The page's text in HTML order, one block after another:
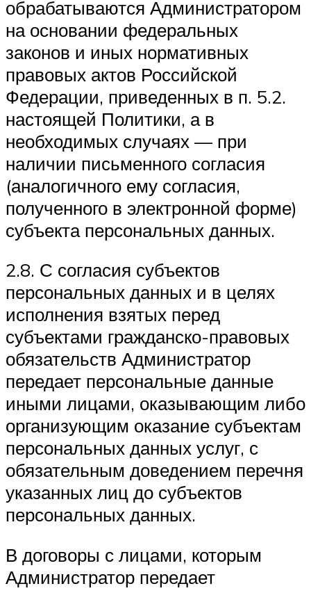
обрабатываются Администратором
на основании федеральных
законов и иных нормативных
правовых актов Российской
Федерации, приведенных в п. 5.2.
настоящей Политики, а в
необходимых случаях — при
наличии письменного согласия
(аналогичного ему согласия,
полученного в электронной форме)
субъекта персональных данных.
2.8. С согласия субъектов
персональных данных и в целях
исполнения взятых перед
субъектами гражданско-правовых
обязательств Администратор
передает персональные данные
иными лицами, оказывающим либо
организующим оказание субъектам
персональных данных услуг, с
обязательным доведением перечня
указанных лиц до субъектов
персональных данных.
В договоры с лицами, которым
Администратор передает